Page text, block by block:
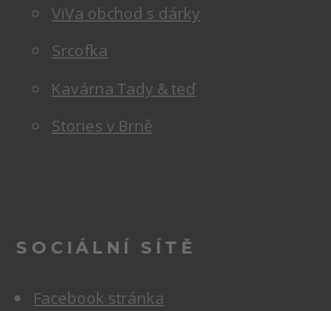
ViVa obchod s dárky
Srcofka
Kavárna Tady & teď
Stories v Brně
SOCIÁLNÍ SÍTĚ
Facebook stránka